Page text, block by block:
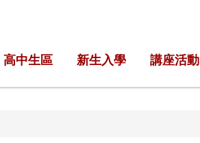
高中生區 新生入學 講座活動